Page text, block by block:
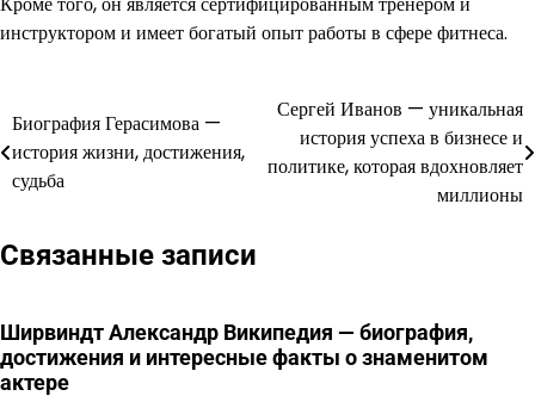
инструктором и имеет богатый опыт работы в сфере фитнеса.
Навигация
по
записям
Биография Герасимова —
история жизни, достижения,
судьба
Сергей Иванов — уникальная
история успеха в бизнесе и
политике, которая вдохновляет
миллионы
Связанные записи
Ширвиндт Александр Википедия — биография,
достижения и интересные факты о знаменитом
актере